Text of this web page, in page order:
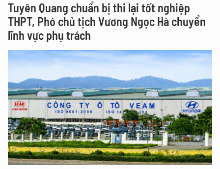
Tuyên Quang chuẩn bị thi lại tốt nghiệp
THPT, Phó chủ tịch Vương Ngọc Hà chuyển
lĩnh vực phụ trách